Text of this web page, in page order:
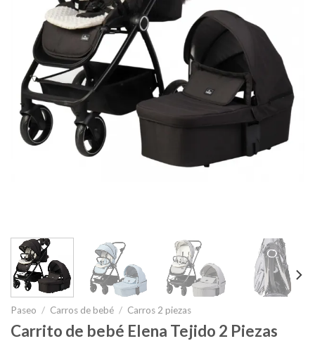
Paseo / Carros de bebé / Carros 2 piezas
Carrito de bebé Elena Tejido 2 Piezas